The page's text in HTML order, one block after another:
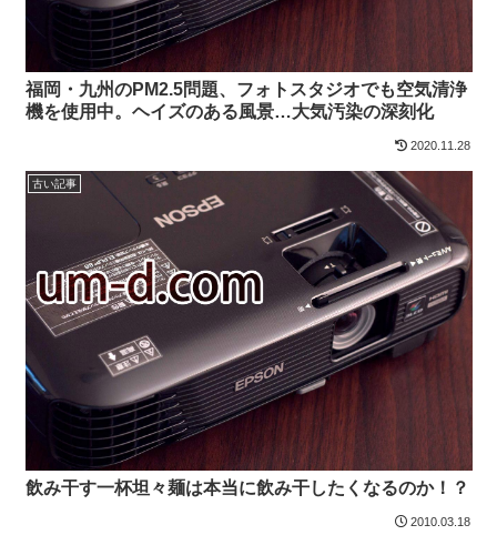
福岡・九州のPM2.5問題、フォトスタジオでも空気清浄
機を使用中。ヘイズのある風景…大気汚染の深刻化
2020.11.28
古い記事
飲み干す一杯坦々麺は本当に飲み干したくなるのか！？
2010.03.18